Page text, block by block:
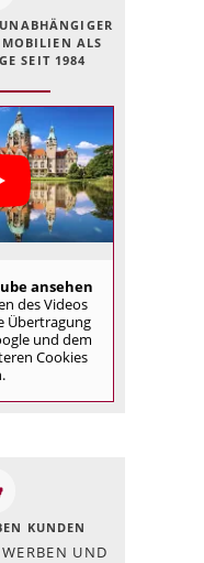
ALS
SEIT 1984
ansehen
des Videos
Übertragung
und dem
Cookies
KUNDEN
UND